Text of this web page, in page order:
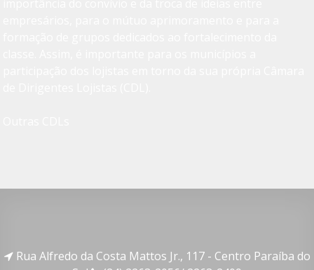
Rua Alfredo da Costa Mattos Jr., 117 - Centro Paraíba do